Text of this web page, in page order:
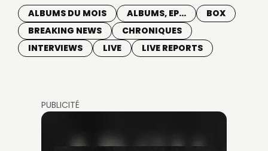
ALBUMS DU MOIS ALBUMS, EP...
BOX
BREAKING NEWS
CHRONIQUES
INTERVIEWS
LIVE LIVE REPORTS
PUBLICITÉ